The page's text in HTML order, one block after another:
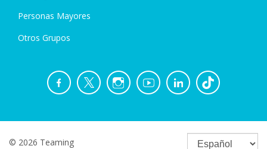
Personas Mayores
Otros Grupos
© 2026 Teaming